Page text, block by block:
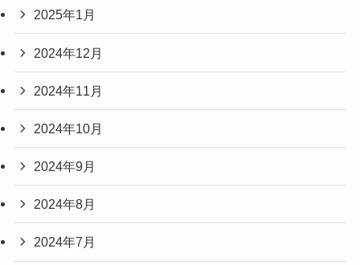
2025年1月
2024年12月
2024年11月
2024年10月
2024年9月
2024年8月
2024年7月